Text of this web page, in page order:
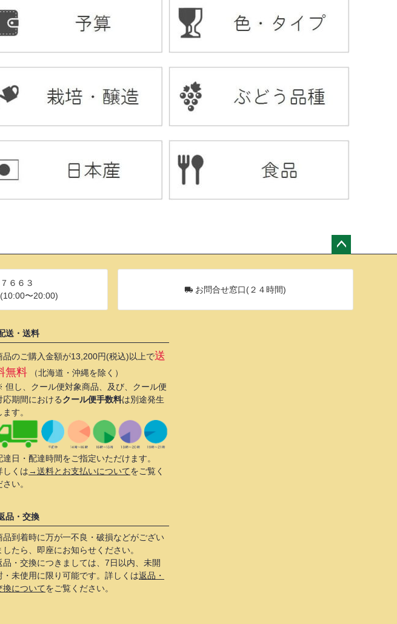
６６３
〜20:00)
お問合せ窓口(２４時間)
送・送料
品のご購入金額が13,200円(税込)以上で送
無料 （北海道・沖縄を除く）
但し、クール便対象商品、及び、クール便
応期間におけるクール便手数料は別途発生
ます。
達日・配達時間をご指定いただけます。
しくは→送料とお支払いについてをご覧く
さい。
品・交換
品到着時に万が一不良・破損などがござい
したら、即座にお知らせください。
品・交換につきましては、7日以内、未開
・未使用に限り可能です。詳しくは返品・
換についてをご覧ください。